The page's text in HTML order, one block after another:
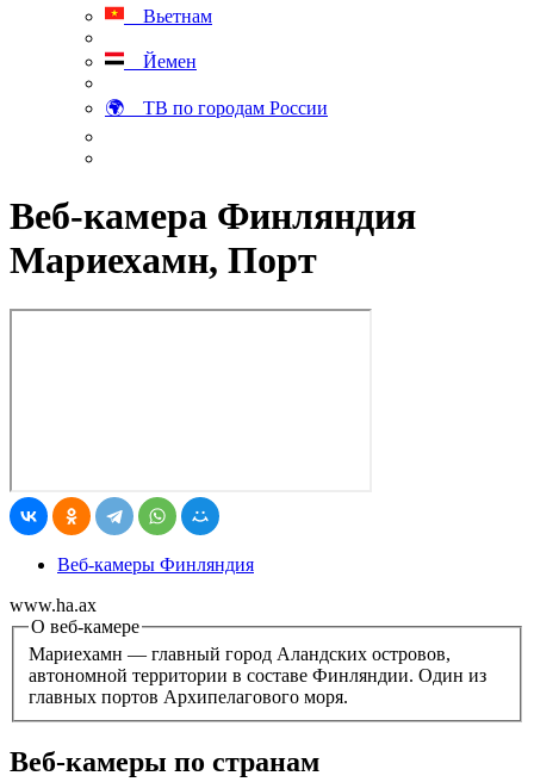
Вьетнам
Йемен
🌍 ТВ по городам России
Веб-камера Финляндия
Мариехамн, Порт
Веб-камеры Финляндия
www.ha.ax
О веб-камере
Мариехамн — главный город Аландских островов,
автономной территории в составе Финляндии. Один из
главных портов Архипелагового моря.
Веб-камеры по странам